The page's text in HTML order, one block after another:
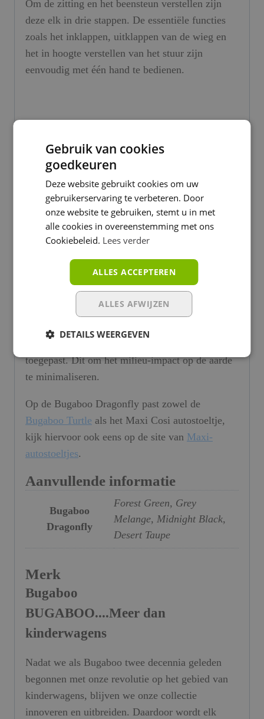
Om de zitting en het beensteun verstellen zijn
deze elk in drie stappen. De essentiële functies
zoals het inklappen, uitklappen van de wieg en
het in hoogte verstellen van het stuur zijn
eenvoudig met één hand te bedienen.
Het frame is er in zwart en grafiet. Wij hebben 7
zonneluifels Midnight Black, Grey Melange,
Sunrise Red, Morning Pink, Misty White,
Skyline Blue, Island Coral. De 2 wiegjes en
buggystoelen in Midnight Black en Grey
Melange. U kunt kiezen uit al deze kleuren om
een kinderwagen te hebben in de stijl die je wilt.
Bovendien zijn 100% vegetarische lederen
handgrepen en plastic onderdelen gemaakt van
bio-plastic met dezelfde duurzaamheid. Er is een
toegepast. Dit om het milieu-impact op de aarde
te minimaliseren.
Op de Bugaboo Dragonfly past zowel de
Bugaboo Turtle als het Maxi Cosi autostoeltje,
kijk hiervoor ook eens op de site van Maxi-
autostoeltjes.
Aanvullende informatie
Bugaboo
Dragonfly
Forest Green, Grey
Melange, Midnight Black,
Desert Taupe
Merk
Bugaboo
BUGABOO....Meer dan
kinderwagens
Nadat we als Bugaboo twee decennia geleden
begonnen met onze revolutie op het gebied van
kinderwagens, blijven we onze collectie
innoveren en uitbreiden. Daardoor wordt elk
Gebruik van cookies
goedkeuren
Deze website gebruikt cookies om uw
gebruikerservaring te verbeteren. Door
onze website te gebruiken, stemt u in met
alle cookies in overeenstemming met ons
Cookiebeleid. Lees verder
ALLES ACCEPTEREN
ALLES AFWIJZEN
DETAILS WEERGEVEN